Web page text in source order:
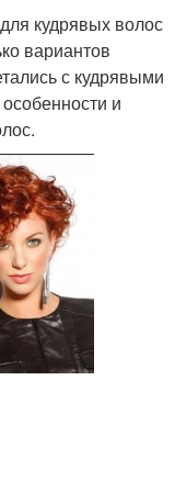
кудрявых волос
вариантов
с кудрявыми
и